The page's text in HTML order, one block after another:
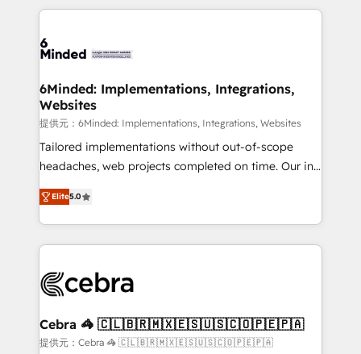
Our Expertise 🔹 Onboarding & Implementation:
tailored to your GTM motion. 🔹 Migrations: Move
downtime. 🔹 RevOps Strategy: Align teams,
processes, and data to drive revenue efficiency. 🔹
Integrations: Connect HubSpot with your tech stack
for better adoption. 🔹 Custom Solutions: Build
tailored apps, workflows, and configurations. We are
our commitment to data security and compliance. At
OneMetric, we help revenue teams focus on the
6Minded: Implementations, Integrations,
Websites
提供元：6Minded: Implementations, Integrations, Websites
Tailored implementations without out-of-scope
headaches, web projects completed on time. Our in-
house team of certified CRM architects, experts,
developers, designers, and marketers handles all
aspects of your HubSpot. ✨ 400+ global clients ✨
100+ seamless migrations from 15+ different CRMs
implementations, and 5,000+ pages ✨ CS: Clients
CS: 245% organic growth & +751% new visitors for a
full-funnel HubSpot project ✨ CS: 415% conversion
Elite5.0
Cebra 🦓 🇨🇱🇧🇷🇲🇽🇪🇸🇺🇸🇨🇴🇵🇪🇵🇦
提供元：Cebra 🦓 🇨🇱🇧🇷🇲🇽🇪🇸🇺🇸🇨🇴🇵🇪🇵🇦